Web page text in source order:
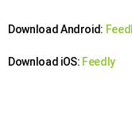
Download Android:
Download iOS: Feedly